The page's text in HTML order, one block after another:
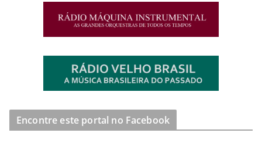
Encontre este portal no Facebook